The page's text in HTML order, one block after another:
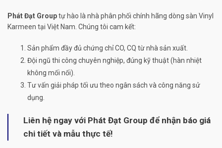
Phát Đạt Grouptự hào là nhà phân phối chính hãng dòng sàn Vinyl
Karmeen tại Việt Nam. Chúng tôi cam kết:
Sản phẩm đầy đủ chứng chỉ CO, CQ từ nhà sản xuất.
Đội ngũ thi công chuyên nghiệp, đúng kỹ thuật (hàn nhiệt
không mối nối).
Tư vấn giải pháp tối ưu theo ngân sách và công năng sử
dụng.
Liên hệ ngay với Phát Đạt Group để nhận báo giá
chi tiết và mẫu thực tế!